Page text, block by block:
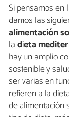
Si pensamos en
damos las
alimentación
ladieta
hay un amplio
sostenible y
ser varias en
refieren a la
de alimentación